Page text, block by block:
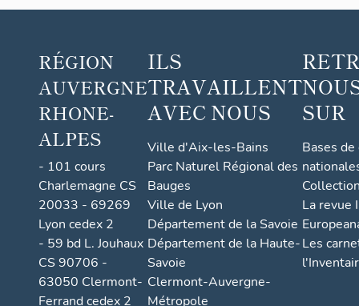
d'habi
tation
RÉGION
AUVERGNE
RHONE-
ALPES
- 101 cours
Charlemagne CS
20033 - 69269
Lyon cedex 2
- 59 bd L. Jouhaux
CS 90706 -
63050 Clermont-
Ferrand cedex 2
ILS
TRAVAILLENT
AVEC NOUS
Ville d'Aix-les-Bains
Parc Naturel Régional des
Bauges
Ville de Lyon
Département de la Savoie
Département de la Haute-
Savoie
Clermont-Auvergne-
Métropole
SUR
Bases
La revue
Les